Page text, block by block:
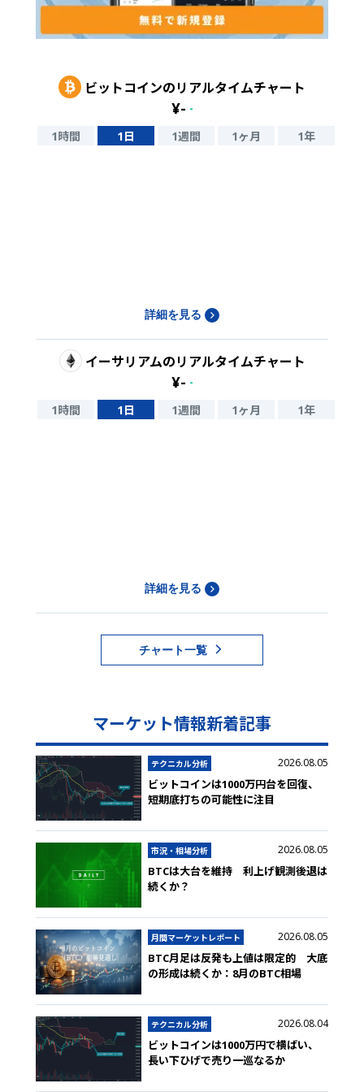
ビットコインのリアルタイムチャート
¥- -
1時間 1日 1週間 1ヶ月 1年
詳細を見る
イーサリアムのリアルタイムチャート
¥- -
1時間 1日 1週間 1ヶ月 1年
詳細を見る
チャート一覧
マーケット情報新着記事
テクニカル分析 2026.08.05
ビットコインは1000万円台を回復、
短期底打ちの可能性に注目
市況・相場分析 2026.08.05
BTCは大台を維持 利上げ観測後退は
続くか？
月間マーケットレポート 2026.08.05
BTC月足は反発も上値は限定的 大底
の形成は続くか：8月のBTC相場
テクニカル分析 2026.08.04
ビットコインは1000万円で横ばい、
長い下ひげで売り一巡なるか